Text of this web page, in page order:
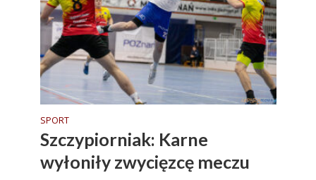
SPORT
Szczypiorniak: Karne
wyłoniły zwycięzcę meczu